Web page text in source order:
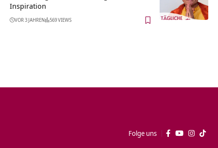
Inspiration
VOR 3 JAHREN 569 VIEWS
Folge uns